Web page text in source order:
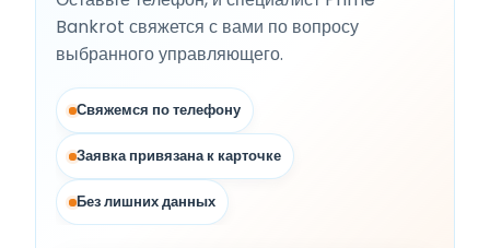
Bankrot свяжется с вами по вопросу
выбранного управляющего.
Свяжемся по телефону
Заявка привязана к карточке
Без лишних данных